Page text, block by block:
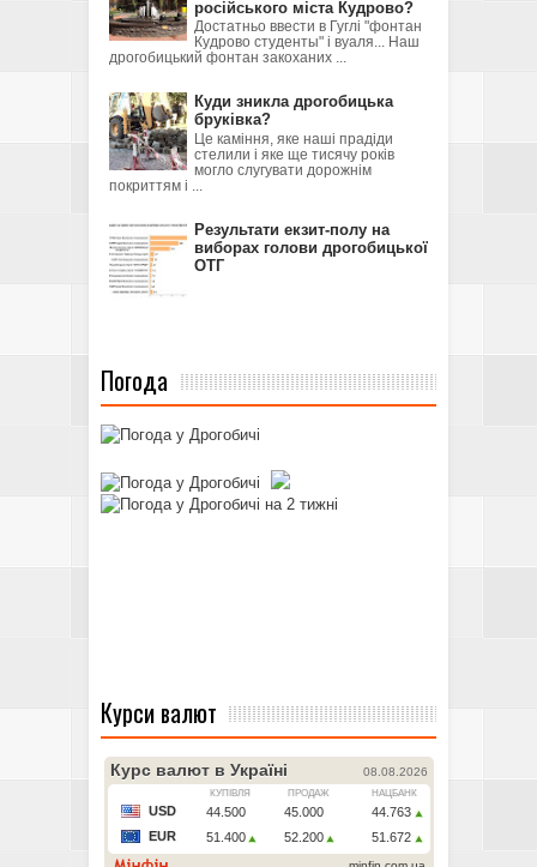
російського міста Кудрово?
Достатньо ввести в Гуглі "фонтан
Кудрово студенты" і вуаля... Наш
дрогобицький фонтан закоханих ...
Куди зникла дрогобицька
бруківка?
Це каміння, яке наші прадіди
стелили і яке ще тисячу років
могло слугувати дорожнім
покриттям і ...
Результати екзит-полу на
виборах голови дрогобицької
ОТГ
Погода
Курси валют